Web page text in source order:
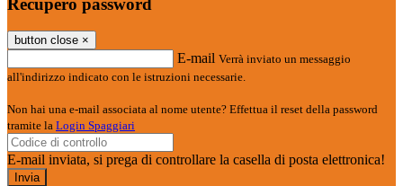
button close ×
E-mail Verrà inviato un messaggio
all'indirizzo indicato con le istruzioni necessarie.
Non hai una e-mail associata al nome utente? Effettua il reset della password
tramite la Login Spaggiari
E-mail inviata, si prega di controllare la casella di posta elettronica!